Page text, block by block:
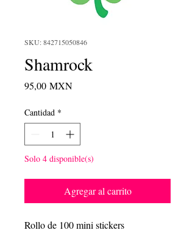
SKU: 842715050846
Shamrock
95,00 MXNPrecio
Cantidad *
Solo 4 disponible(s)
Agregar al carrito
Rollo de 100 mini stickers